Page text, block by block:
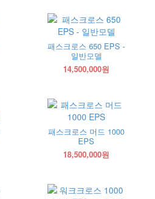
패스크로스 650 EPS -
일반모델
14,500,000원
패스크로스 머드 1000
EPS
18,500,000원